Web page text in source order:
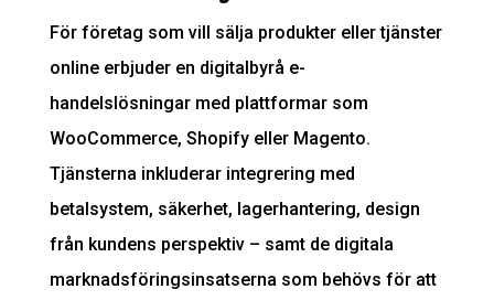
För företag som vill sälja produkter eller tjänster
online erbjuder en digitalbyrå e-
handelslösningar med plattformar som
WooCommerce, Shopify eller Magento.
Tjänsterna inkluderar integrering med
betalsystem, säkerhet, lagerhantering, design
från kundens perspektiv – samt de digitala
marknadsföringsinsatserna som behövs för att